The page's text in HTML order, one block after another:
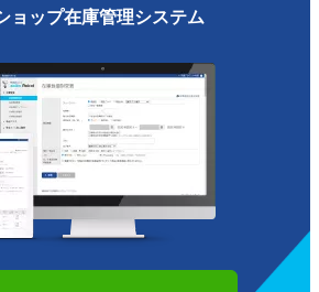
ョップ在庫管理システム